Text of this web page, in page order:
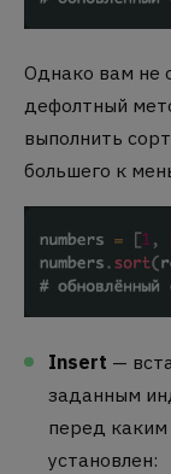
Однако вам не
дефолтный
выполнить
большего к
Insert —
заданным
перед
установлен: